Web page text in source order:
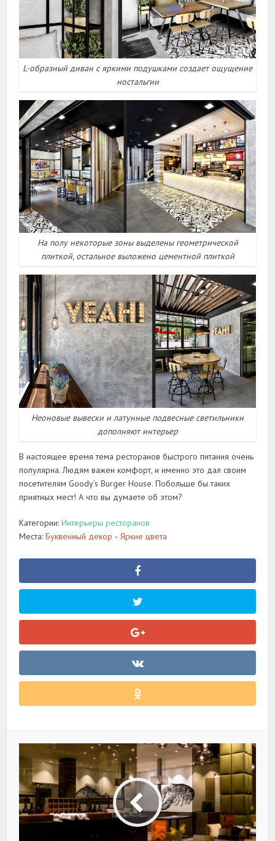
L-образный диван с яркими подушками создает ощущение
ностальгии
На полу некоторые зоны выделены геометрической
плиткой, остальное выложено цементной плиткой
Неоновые вывески и латунные подвесные светильники
дополняют интерьер
В настоящее время тема ресторанов быстрого питания очень
популярна. Людям важен комфорт, и именно это дал своим
посетителям Goody’s Burger House. Побольше бы таких
приятных мест! А что вы думаете об этом?
Категории:Интерьеры ресторанов
Места:Буквенный декор • Яркие цвета